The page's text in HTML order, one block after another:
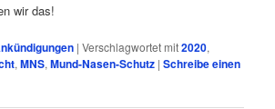
wir das!
|Verschlagwortet mit2020,
,MNS,Mund-Nasen-Schutz |Schreibe einen